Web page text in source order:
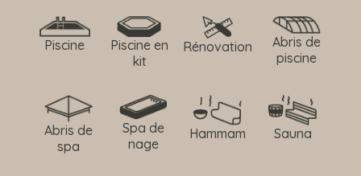
Piscine
Piscine en
kit
Rénovation
Abris de
piscine
Abris de
spa
Spa de
nage
Hammam Sauna